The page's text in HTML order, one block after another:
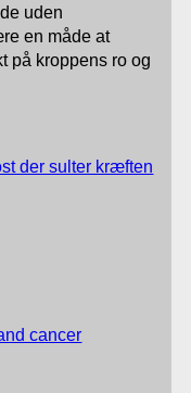
uden
en måde at
på kroppens ro og
der sulter kræften
cancer